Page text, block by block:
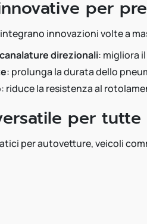
per
integrano innovazioni volte a
direzionali: migliora
: prolunga la durata dello
la resistenza al
per tutte
per autovetture, veicoli